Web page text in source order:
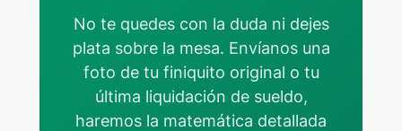
No te quedes con la duda ni dejes
plata sobre la mesa. Envíanos una
foto de tu finiquito original o tu
última liquidación de sueldo,
haremos la matemática detallada